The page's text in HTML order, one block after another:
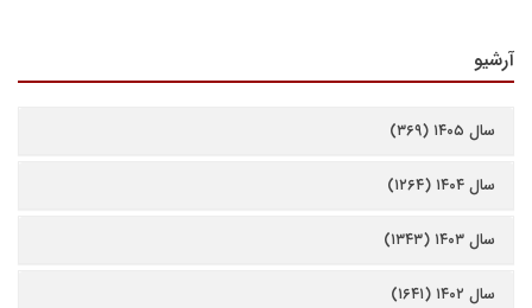
آرشیو
سال ۱۴۰۵ (۳۶۹)
سال ۱۴۰۴ (۱۲۶۴)
سال ۱۴۰۳ (۱۳۴۳)
سال ۱۴۰۲ (۱۶۴۱)